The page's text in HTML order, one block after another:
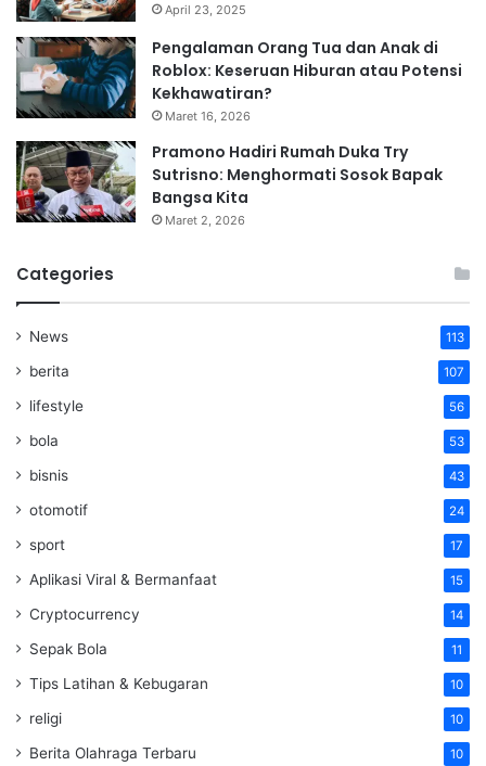
April 23, 2025
Pengalaman Orang Tua dan Anak di
Roblox: Keseruan Hiburan atau Potensi
Kekhawatiran?
Maret 16, 2026
Pramono Hadiri Rumah Duka Try
Sutrisno: Menghormati Sosok Bapak
Bangsa Kita
Maret 2, 2026
Categories
News 113
berita 107
lifestyle 56
bola 53
bisnis 43
otomotif 24
sport 17
Aplikasi Viral & Bermanfaat 15
Cryptocurrency 14
Sepak Bola 11
Tips Latihan & Kebugaran 10
religi 10
Berita Olahraga Terbaru 10